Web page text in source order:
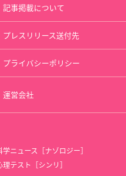
記事掲載について
プレスリリース送付先
プライバシーポリシー
運営会社
学ニュース［ナゾロジー］
理テスト［シンリ］